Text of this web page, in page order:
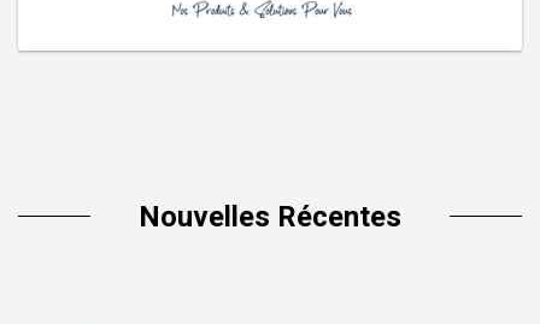
Nouvelles Récentes